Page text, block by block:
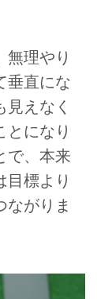
無理やり
垂直にな
えなく
とになり
で、本来
目標より
ながりま